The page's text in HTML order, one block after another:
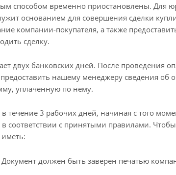
способом временно приостановлены. Для
основанием для совершения сделки
компании-покупателя, а также
сделку.
двух банковских дней. После проведения
нашему менеджеру сведения об
уплаченную по нему.
течение 3 рабочих дней, начиная с того
в соответствии с принятыми правилами.
должен быть заверен печатью